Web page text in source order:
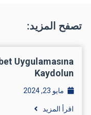
تصفح المزيد:
Uygulamasına
Kaydolun
مايو 23, 2024
اقرأ المزيد